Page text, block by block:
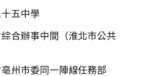
五中學
辦事中間（淮北市公共
市委同一陣線任務部